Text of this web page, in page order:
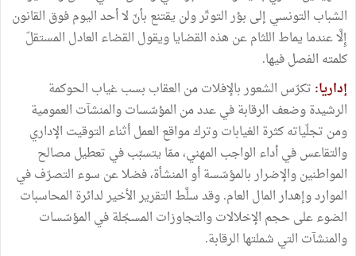
الشباب التونسي إلى بؤر التوتّر ولن يقتنع بأنّ لا أحد اليوم فوق القانون
إِلَّا عندما يماط اللثام عن هذه القضايا ويقول القضاء العادل المستقلّ
كلمته الفصل فيها.
إداريا: تكرّس الشعور بالإفلات من العقاب بسب غياب الحوكمة
الرشيدة وضعف الرقابة في عدد من المؤسّسات والمنشآت العمومية
ومن تجلّياته كثرة الغيابات وترك مواقع العمل أثناء التوقيت الإداري
والتقاعس في أداء الواجب المهني، ممّا يتسبّب في تعطيل مصالح
المواطنين والإضرار بالمؤسّسة أو المنشأة، فضلا عن سوء التصرّف في
الموارد وإهدار المال العام. وقد سلَّط التقرير الأخير لدائرة المحاسبات
الضوء على حجم الإخلالات والتجاوزات المسجّلة في المؤسّسات
والمنشآت التي شملتها الرقابة.